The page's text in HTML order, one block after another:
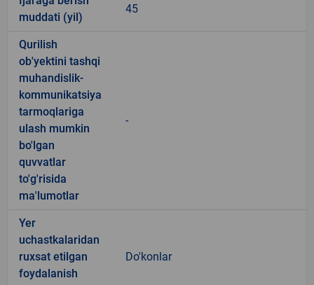
muddati (yil)
45
Qurilish
ob'yektini tashqi
muhandislik-
kommunikatsiya
tarmoqlariga
ulash mumkin
bo'lgan
quvvatlar
to'g'risida
ma'lumotlar
-
Yer
uchastkalaridan
ruxsat etilgan
foydalanish
Do'konlar